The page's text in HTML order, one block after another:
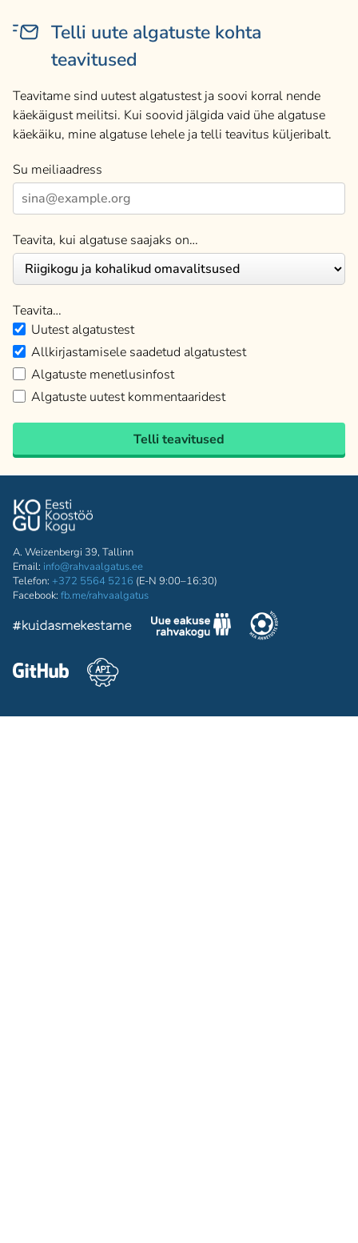
Telli uute algatuste kohta
teavitused
Teavitame sind uutest algatustest ja soovi korral nende
käekäigust meilitsi. Kui soovid jälgida vaid ühe algatuse
käekäiku, mine algatuse lehele ja telli teavitus küljeribalt.
Su meiliaadress
Teavita, kui algatuse saajaks on…
Teavita…
Uutest algatustest
Allkirjastamisele saadetud algatustest
Algatuste menetlusinfost
Algatuste uutest kommentaaridest
Telli teavitused
A. Weizenbergi 39, Tallinn
Email: info@rahvaalgatus.ee
Telefon: +372 5564 5216 (E-N 9:00–16:30)
Facebook: fb.me/rahvaalgatus